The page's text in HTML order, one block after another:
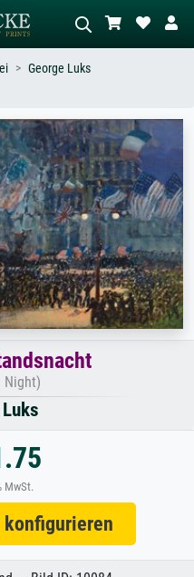
Sie die Szene – z.B. Grüne
Wiese, Abstrakt mit viel Rot, Dunkles
Stehender Akt neben einem
Baum.
George Luks
Night)
MwSt.